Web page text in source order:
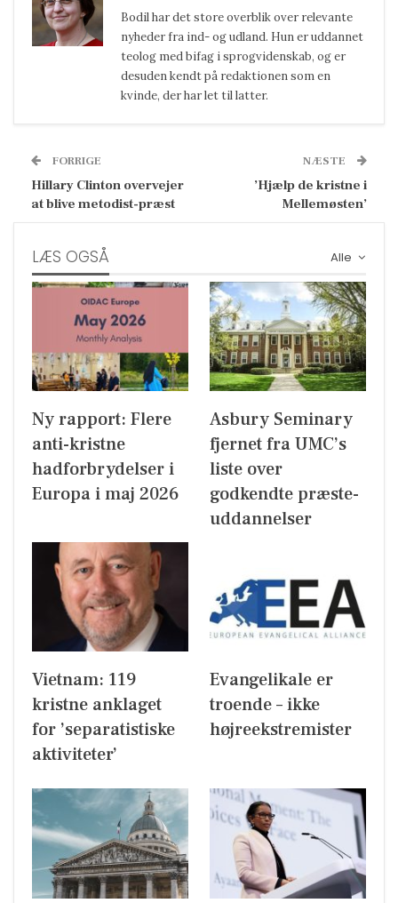
Bodil har det store overblik over relevante
nyheder fra ind- og udland. Hun er uddannet
teolog med bifag i sprogvidenskab, og er
desuden kendt på redaktionen som en
kvinde, der har let til latter.
FORRIGE
Hillary Clinton overvejer
at blive metodist-præst
NÆSTE
’Hjælp de kristne i
Mellemøsten’
Alle
LÆS OGSÅ
Ny rapport: Flere
anti-kristne
hadforbrydelser i
Europa i maj 2026
Asbury Seminary
fjernet fra UMC’s
liste over
godkendte præste-
uddannelser
Vietnam: 119
kristne anklaget
for ’separatistiske
aktiviteter’
Evangelikale er
troende – ikke
højreekstremister